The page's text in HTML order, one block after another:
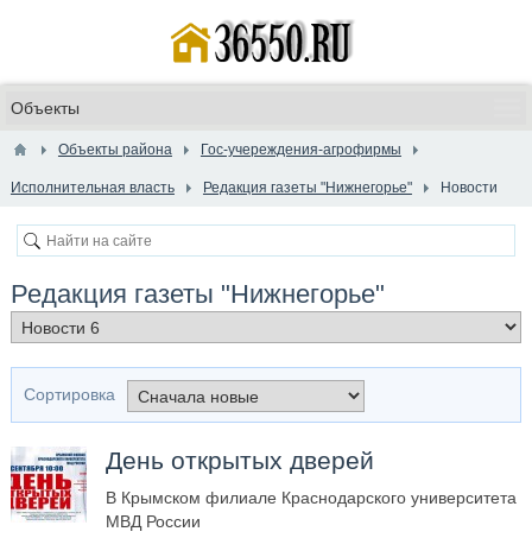
Объекты района Гос-учереждения-агрофирмы
Исполнительная власть Редакция газеты "Нижнегорье" Новости
Редакция газеты "Нижнегорье"
Сортировка
День открытых дверей
В Крымском филиале Краснодарского университета
МВД России